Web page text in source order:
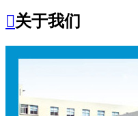
关于我们